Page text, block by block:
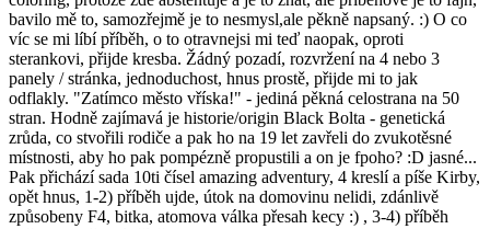
bavilo mě to, samozřejmě je to nesmysl,ale pěkně napsaný. :) O co
víc se mi líbí příběh, o to otravnejsi mi teď naopak, oproti
sterankovi, přijde kresba. Žádný pozadí, rozvržení na 4 nebo 3
panely / stránka, jednoduchost, hnus prostě, přijde mi to jak
odflakly. "Zatímco město vříska!" - jediná pěkná celostrana na 50
stran. Hodně zajímavá je historie/origin Black Bolta - genetická
zrůda, co stvořili rodiče a pak ho na 19 let zavřeli do zvukotěsné
místnosti, aby ho pak pompézně propustili a on je fpoho? :D jasné...
Pak přichází sada 10ti čísel amazing adventury, 4 kreslí a píše Kirby,
opět hnus, 1-2) příběh ujde, útok na domovinu nelidi, zdánlivě
způsobeny F4, bitka, atomova válka přesah kecy :) , 3-4) příběh